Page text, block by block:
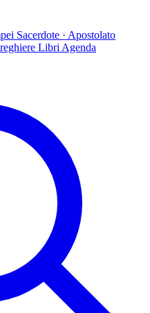
Sacerdote · Apostolato
Libri Agenda